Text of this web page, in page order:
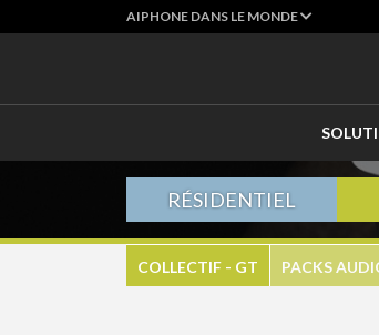
AIPHONE DANS LE MONDE
RÉSIDENTIEL
COLLECTIF - GT PACKS